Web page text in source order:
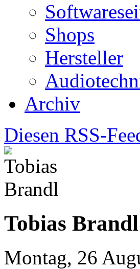
Shops
Hersteller
Archiv
Diesen RSS-
Tobias Brandl
Montag, 26